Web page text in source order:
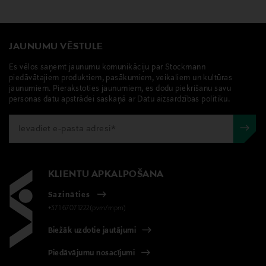
JAUNUMU VĒSTULE
Es vēlos saņemt jaunumu komunikāciju par Stockmann
piedāvātajiem produktiem, pasākumiem, veikaliem un kultūras
jaunumiem. Pierakstoties jaunumiem, es dodu piekrišanu savu
personas datu apstrādei saskaņā ar Datu aizsardzības politiku.
KLIENTU APKALPOŠANA
Sazināties
+371 67071222(pvm/mpm)
Biežāk uzdotie jautājumi
Piedāvājumu nosacījumi